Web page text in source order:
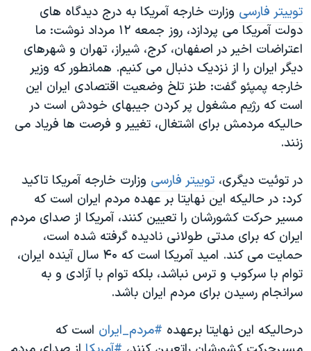
توییتر فارسی وزارت خارجه آمریکا به درج دیدگاه های
دولت آمریکا می پردازد، روز جمعه ۱۲ مرداد نوشت: ما
اعتراضات اخیر در اصفهان، کرج، شیراز، تهران و شهرهای
دیگر ایران را از نزدیک دنبال می کنیم. همانطور که وزیر
خارجه پمپئو گفت: طنز تلخ وضعیت اقتصادی ایران این
است که رژیم مشغول پر کردن جیبهای خودش است در
حالیکه مردمش برای اشتغال، تغییر و فرصت ها فریاد می
زنند.
در توئیت دیگری، توییتر فارسی وزارت خارجه آمریکا تاکید
کرد: در حالیکه این نهایتا بر عهده مردم ایران است که
مسیر حرکت کشورشان را تعیین کنند، آمریکا از صدای مردم
ایران که برای مدتی طولانی نادیده گرفته شده است،
حمایت می کند. امید آمریکا است که ۴۰ سال آینده ایران،
توام با سرکوب و ترس نباشد، بلکه توام با آزادی و به
سرانجام رسیدن برای مردم ایران باشد.
درحالیکه این نهایتا برعهده #مردم_ایران است که